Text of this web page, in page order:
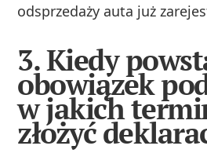
odsprzedaży auta już
3. Kiedy
obowiązek
w jakich
złożyć